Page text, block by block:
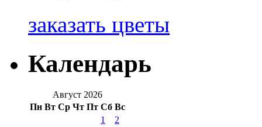
заказать цветы
Календарь
Август 2026
Пн Вт Ср Чт Пт Сб Вс
1
2